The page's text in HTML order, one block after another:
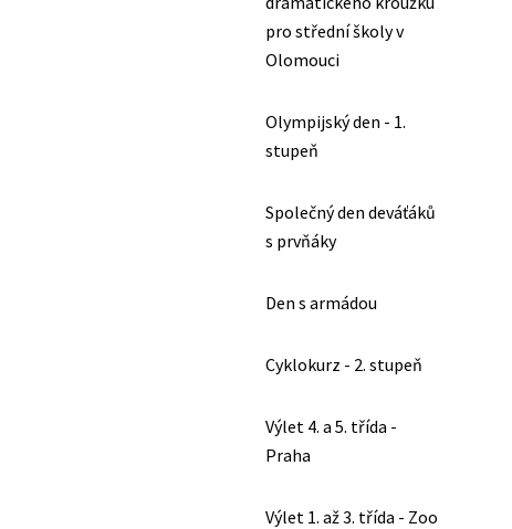
pro střední školy v
Olomouci
Olympijský den - 1.
stupeň
Společný den deváťáků
s prvňáky
Den s armádou
Cyklokurz - 2. stupeň
Výlet 4. a 5. třída -
Praha
Výlet 1. až 3. třída - Zoo